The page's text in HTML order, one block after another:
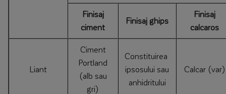
Finisaj
ciment
Finisaj ghips
Finisaj
calcaros
Liant
Ciment
Portland
(alb sau
gri)
Constituirea
ipsosului sau
anhidritului
Calcar (var)